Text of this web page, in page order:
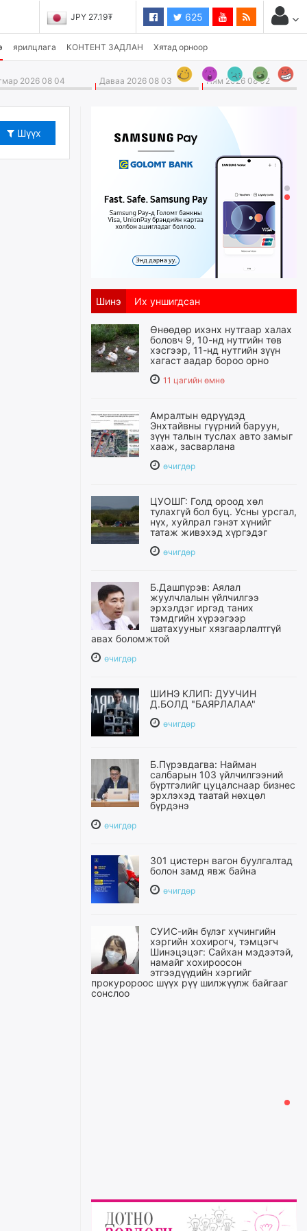
JPY 27.19₮ 625
ярилцлага КОНТЕНТ ЗАДЛАН Хятад орноор
2026 08 04 Даваа 2026 08 03 Ням 2026 08 02
Шүүх
Шинэ Их уншигдсан
Өнөөдөр ихэнх нутгаар халах
боловч 9, 10-нд нутгийн төв
хэсгээр, 11-нд нутгийн зүүн
хагаст аадар бороо орно
11 цагийн өмнө
Амралтын өдрүүдэд
Энхтайвны гүүрний баруун,
зүүн талын туслах авто замыг
хааж, засварлана
өчигдѳр
ЦУОШГ: Голд ороод хөл
тулахгүй бол буц. Усны урсгал,
нүх, хуйлрал гэнэт хүнийг
татаж живэхэд хүргэдэг
өчигдѳр
Б.Дашпүрэв: Аялал
жуулчлалын үйлчилгээ
эрхэлдэг иргэд таних
тэмдгийн хүрээгээр
шатахууныг хязгаарлалтгүй
авах боломжтой
өчигдѳр
ШИНЭ КЛИП: ДУУЧИН
Д.БОЛД "БАЯРЛАЛАА"
өчигдѳр
Б.Пүрэвдагва: Найман
салбарын 103 үйлчилгээний
бүртгэлийг цуцалснаар бизнес
эрхлэхэд таатай нөхцөл
бүрдэнэ
өчигдѳр
301 цистерн вагон буулгалтад
болон замд явж байна
өчигдѳр
СУИС-ийн бүлэг хүчингийн
хэргийн хохирогч, тэмцэгч
Шинэцэцэг: Сайхан мэдээтэй,
намайг хохироосон
этгээдүүдийн хэргийг
прокуророос шүүх рүү шилжүүлж байгааг
сонслоо
Ц.Сандаг-Очир: COP17 ба